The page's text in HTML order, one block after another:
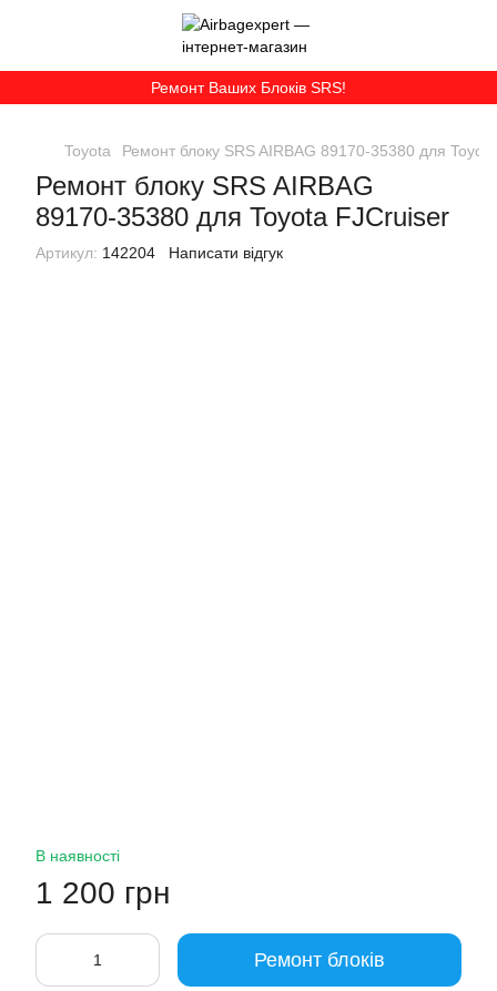
Ремонт Ваших Блоків SRS!
Toyota Ремонт блоку SRS AIRBAG 89170-35380 для
Ремонт блоку SRS AIRBAG
89170-35380 для Toyota FJCruiser
Артикул: 142204 Написати відгук
В наявності
1 200 грн
Ремонт блоків